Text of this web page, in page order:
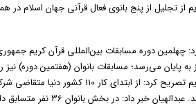
از تجلیل از پنج بانوی فعال قرآنی جهان اسلام
چهلمین دوره مسابقات بین‌المللی قرآن کریم
پایان می‌رسد؛ مسابقات بانوان (هفتمین دوره) نیز
رئیس کمیته بانوان چهلمین دوره مسابقات بین‌المللی
بعد از دو مرحله غربالگری نمایندگانی